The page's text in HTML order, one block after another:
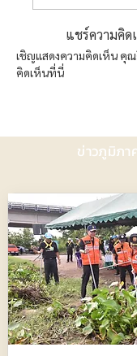
แชร์ความคิ
เชิญแสดงความคิดเห็น คุ
คิดเห็นที่นี่
ข่าวภูมิภ